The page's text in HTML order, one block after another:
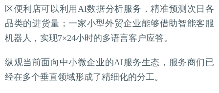
区便利店可以利用AI数据分析服务，精准预测次日各
品类的进货量；一家小型外贸企业能够借助智能客服
机器人，实现7×24小时的多语言客户应答。
纵观当前面向中小微企业的AI服务生态，服务商们已
经在多个垂直领域形成了精细化的分工。